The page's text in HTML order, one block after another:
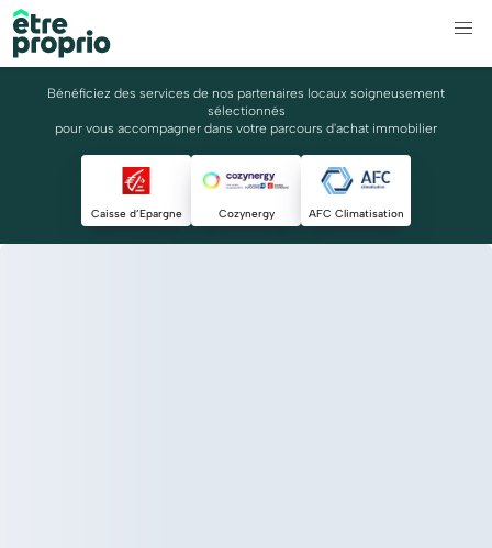
Bénéficiez des services de nos partenaires locaux soigneusement
sélectionnés
pour vous accompagner dans votre parcours d'achat immobilier
Caisse d’Epargne Cozynergy AFC Climatisation